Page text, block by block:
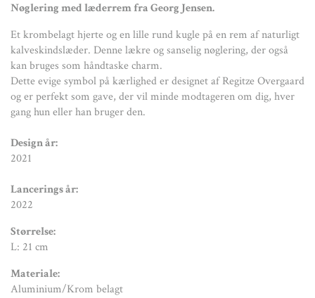
Materiale:
Aluminium/Krom belagt
Nøglering med læderrem fra Georg Jensen.
Et krombelagt hjerte og en lille rund kugle på en rem af naturligt
kalveskindslæder. Denne lækre og sanselig nøglering, der også
kan bruges som håndtaske charm.
Dette evige symbol på kærlighed er designet af Regitze Overgaard
og er perfekt som gave, der vil minde modtageren om dig, hver
gang hun eller han bruger den.
Design år:
2021
Lancerings år:
2022
Størrelse:
L: 21 cm
Materiale:
Aluminium/Krom belagt